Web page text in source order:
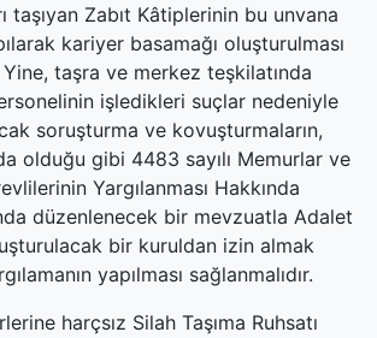
taşıyan Zabıt Kâtiplerinin bu unvana
kariyer basamağı oluşturulması
taşra ve merkez teşkilatında
işledikleri suçlar nedeniyle
soruşturma ve kovuşturmaların,
olduğu gibi 4483 sayılı Memurlar ve
Yargılanması Hakkında
düzenlenecek bir mevzuatla Adalet
bir kuruldan izin almak
yapılması sağlanmalıdır.
harçsız Silah Taşıma Ruhsatı